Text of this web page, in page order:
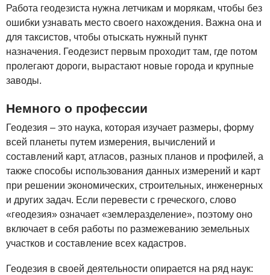
Работа геодезиста нужна летчикам и морякам, чтобы без
ошибки узнавать место своего нахождения. Важна она и
для таксистов, чтобы отыскать нужный пункт
назначения. Геодезист первым проходит там, где потом
пролегают дороги, вырастают новые города и крупные
заводы.
Немного о профессии
Геодезия – это наука, которая изучает размеры, форму
всей планеты путем измерения, вычислений и
составлений карт, атласов, разных планов и профилей, а
также способы использования данных измерений и карт
при решении экономических, строительных, инженерных
и других задач. Если перевести с греческого, слово
«геодезия» означает «землеразделение», поэтому оно
включает в себя работы по размежеванию земельных
участков и составление всех кадастров.
Геодезия в своей деятельности опирается на ряд наук: